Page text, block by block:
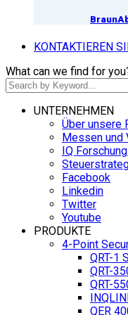
KONTAKTIEREN
What can we find for
UNTERNEHMEN
Über unsere
Messen und
IQ
Facebook
Linkedin
Twitter
Youtube
PRODUKTE
4-Point
QRT-1
QRT-
QRT-
QER